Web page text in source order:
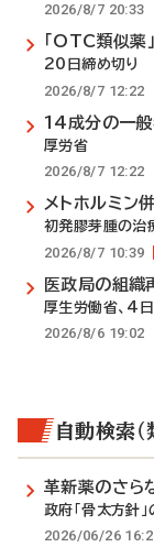
2026/8/7 20:33
「OTC類似薬
20日締め切り
2026/8/7 12:22
14成分の一般
厚労省
2026/8/7 12:22
メトホルミン
初発膠芽腫の治
2026/8/7 10:39
医政局の組織
厚生労働省、4
2026/8/6 19:02
自動検索（
革新薬のさら
政府「骨太方針
2026/06/26